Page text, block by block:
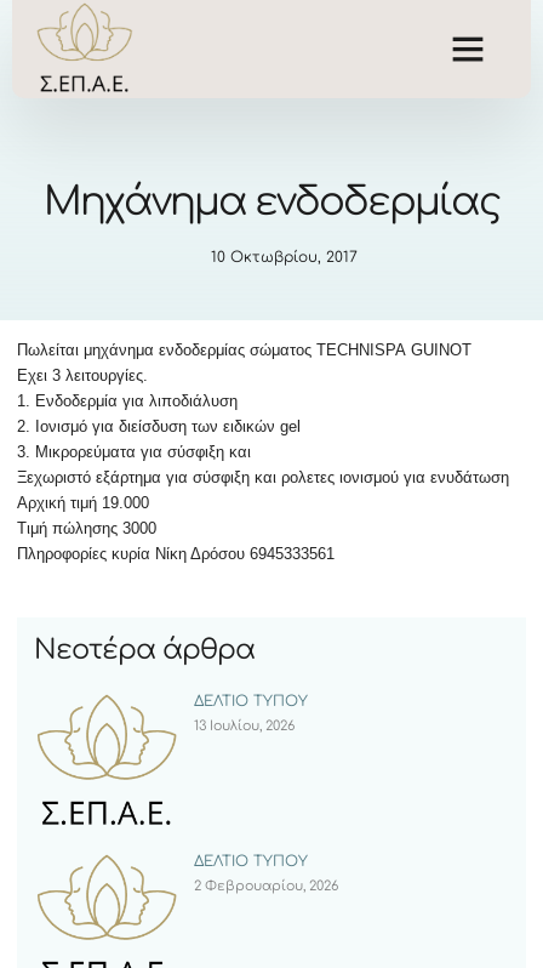
Mηχάνημα ενδοδερμίας
10 Οκτωβρίου, 2017
Πωλείται μηχάνημα ενδοδερμίας σώματος TECHNISPA GUINOT
Eχει 3 λειτουργίες.
1. Ενδοδερμία για λιποδιάλυση
2. Ιονισμό για διείσδυση των ειδικών gel
3. Μικρορεύματα για σύσφιξη και
Ξεχωριστό εξάρτημα για σύσφιξη και ρολετες ιονισμού για ενυδάτωση
Αρχική τιμή 19.000
Τιμή πώλησης 3000
Πληροφορίες κυρία Νίκη Δρόσου 6945333561
Νεοτέρα άρθρα
ΔΕΛΤΙΟ ΤΥΠΟΥ
13 Ιουλίου, 2026
ΔΕΛΤΙΟ ΤΥΠΟΥ
2 Φεβρουαρίου, 2026